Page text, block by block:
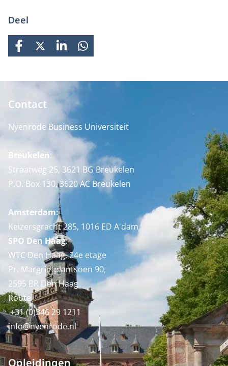
Deel
FACEBOOK
X LINKEDINWHATSAPP
Contact
Nyenrode Business Universiteit
Breukelen:
Straatweg 25, 3621 BG Breukelen
P.O. Box 130, 3620 AC Breukelen
Amsterdam:
Keizersgracht 285, 1016 ED A'dam
SPO Den Haag:
WTC Den Haag, 24e etage
Pr. Margrietplantsoen 90,
2595 BR Den Haag
Route
+31 (0)346 29 1211
info@nyenrode.nl
Opleidingen